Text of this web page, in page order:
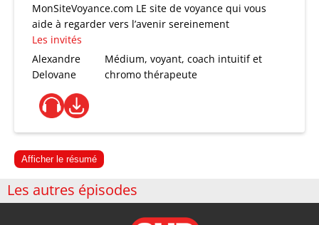
MonSiteVoyance.com LE site de voyance qui vous
aide à regarder vers l’avenir sereinement
Les invités
Alexandre
Delovane
Médium, voyant, coach intuitif et
chromo thérapeute
Afficher le résumé
Les autres épisodes